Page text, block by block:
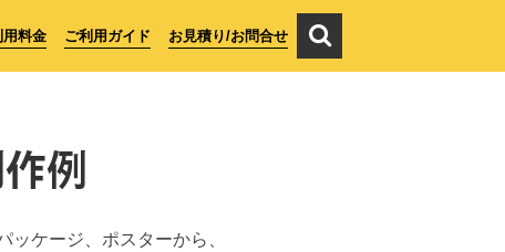
用料金 ご利用ガイド お見積り/お問合せ
例
ケージ、ポスターから、